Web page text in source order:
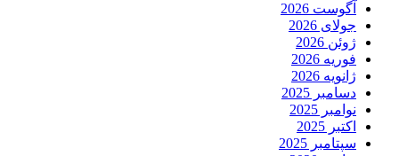
آگوست 2026
جولای 2026
ژوئن 2026
فوریه 2026
ژانویه 2026
دسامبر 2025
نوامبر 2025
اکتبر 2025
سپتامبر 2025